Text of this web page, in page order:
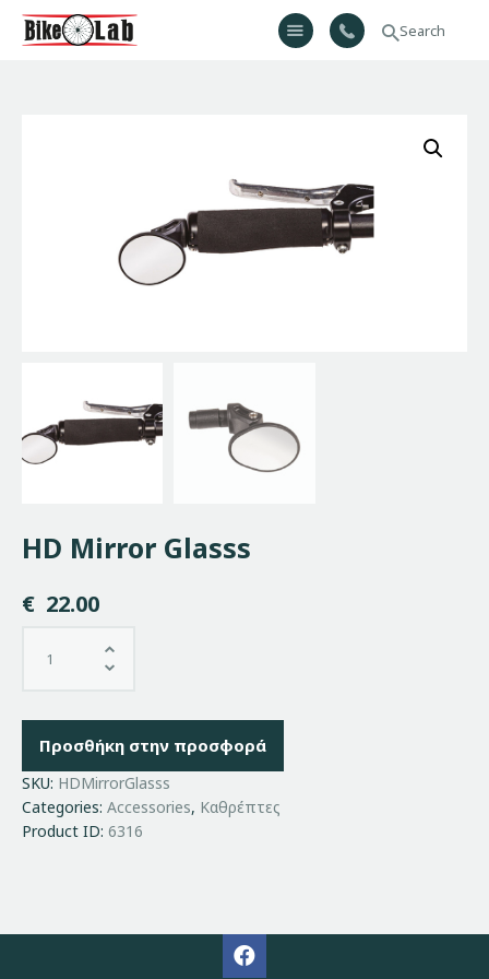
Bikelab
Υπηρεσίες
Gallery
HD Mirror Glasss
€ 22.00
Προσθήκη στην προσφορά
SKU: HDMirrorGlasss
Categories: Accessories, Καθρέπτες
Product ID: 6316